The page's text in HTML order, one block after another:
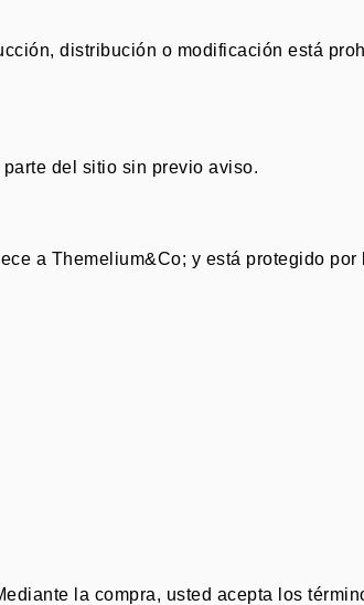
distribución o modificación está
del sitio sin previo aviso.
a Themelium&Co; y está protegido por
la compra, usted acepta los